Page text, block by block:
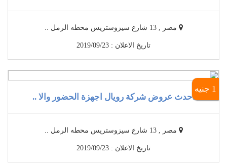
مصر , 13 شارع سيزوستريس محطه الرمل ..
تاريخ الاعلان : 2019/09/23
1 جنيه
أحدث عروض شركة رويال اجهزة الحضور والا ..
مصر , 13 شارع سيزوستريس محطه الرمل ..
تاريخ الاعلان : 2019/09/23